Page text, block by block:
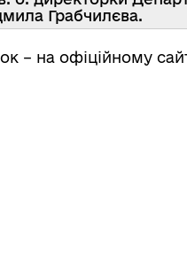
Грабчилєва.
– на офіційному